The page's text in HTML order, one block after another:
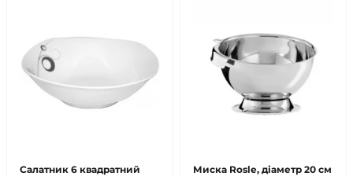
Салатник 6 квадратний
Миска Rosle, діаметр 20 см